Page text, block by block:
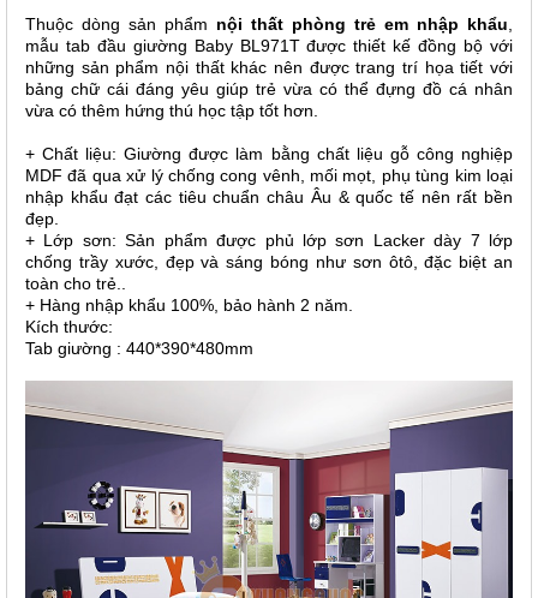
Hàng
Thuộc dòng sản phẩm nội thất phòng trẻ em nhập khẩu
mẫu tab đầu giường Baby BL971T được thiết kế đồng bộ với
những sản phẩm nội thất khác nên được trang trí họa tiết với
bảng chữ cái đáng yêu giúp trẻ vừa có thể đựng đồ cá nhân
vừa có thêm hứng thú học tập tốt hơn.
+ Chất liệu: Giường được làm bằng chất liệu gỗ công nghiệp
MDF đã qua xử lý chống cong vênh, mối mọt, phụ tùng kim loại
nhập khẩu đạt các tiêu chuẩn châu Âu & quốc tế nên rất bền
đẹp.
+ Lớp sơn: Sản phẩm được phủ lớp sơn Lacker dày 7 lớp
chống trầy xước, đẹp và sáng bóng như sơn ôtô, đặc biệt an
toàn cho trẻ.
+ Hàng nhập khẩu 100%, bảo hành 2 năm.
Kích thước:
Tab giường : 440*390*480mm